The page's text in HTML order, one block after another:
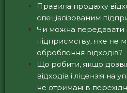
Правила продажу
спеціалізованим
Чи можна передавати
підприємству, яке не
оброблення відходів?
Що робити, якщо
відходів і ліцензія на
не отримані в